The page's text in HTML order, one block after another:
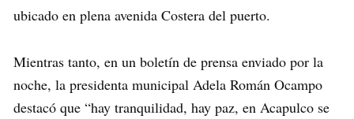
ubicado en plena avenida Costera del puerto.
Mientras tanto, en un boletín de prensa enviado por la
noche, la presidenta municipal Adela Román Ocampo
destacó que “hay tranquilidad, hay paz, en Acapulco se